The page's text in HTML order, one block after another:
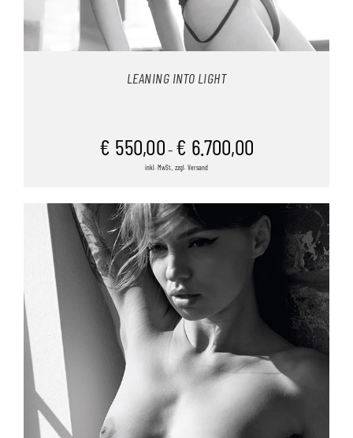
LEANING INTO LIGHT
€ 550,00 – € 6.700,00
inkl. MwSt., zzgl. Versand